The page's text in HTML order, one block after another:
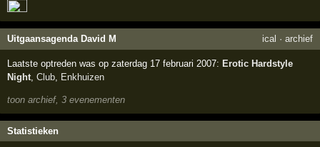
Uitgaansagenda David M ical · archief
Laatste optreden was op zaterdag 17 februari 2007: Erotic Hardstyle
Night ,Club Enkhuizen
toon archief, 3 evenementen
Statistieken